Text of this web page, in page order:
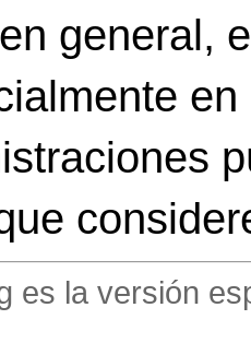
general,
es la versión